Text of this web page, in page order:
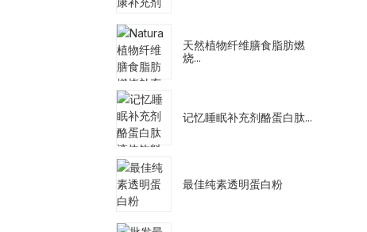
天然植物纤维膳食脂肪燃
烧...
记忆睡眠补充剂酪蛋白肽...
最佳纯素透明蛋白粉